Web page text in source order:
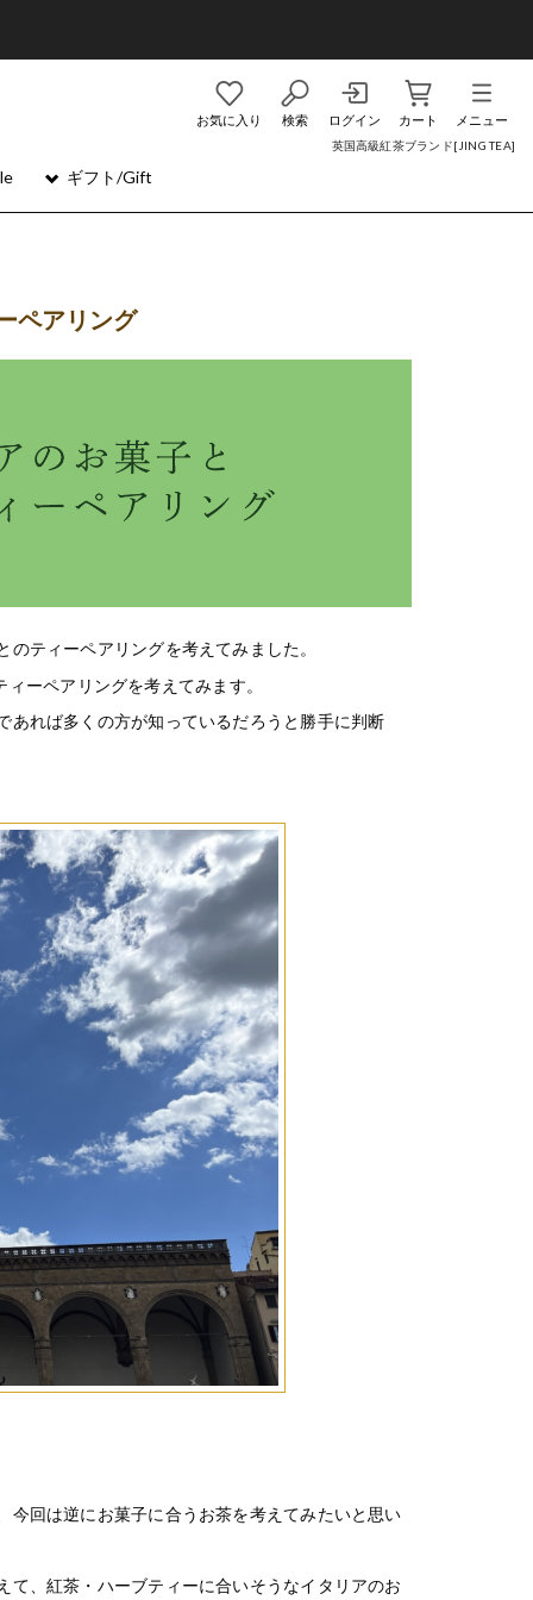
英国高級紅茶ブランド[JING TEA]
お気に入り 検索 ログイン カート メニュー
ギフト/Gift
ペアリング
ティーペアリングを考えてみました。
ィーペアリングを考えてみます。
あれば多くの方が知っているだろうと勝手に判断
回は逆にお菓子に合うお茶を考えてみたいと思い
、紅茶・ハーブティーに合いそうなイタリアのお